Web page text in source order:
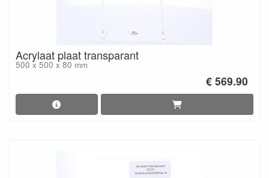
Acrylaat plaat transparant
500 x 500 x 80 mm
€ 569.90